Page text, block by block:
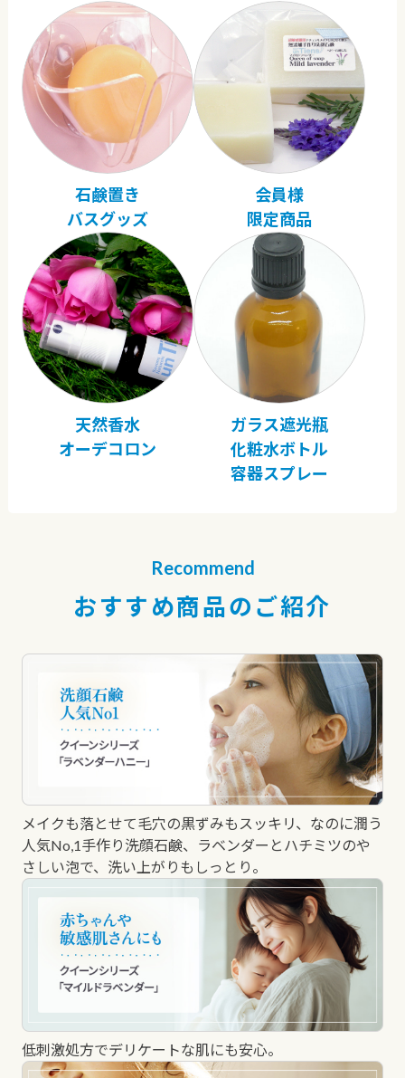
石鹸置き
バスグッズ
会員様
限定商品
天然香水
オーデコロン
ガラス遮光瓶
化粧水ボトル
容器スプレー
Recommend
おすすめ商品のご紹介
メイクも落とせて毛穴の黒ずみもスッキリ、なのに潤う
人気No,1手作り洗顔石鹸、ラベンダーとハチミツのや
さしい泡で、洗い上がりもしっとり。
低刺激処方でデリケートな肌にも安心。